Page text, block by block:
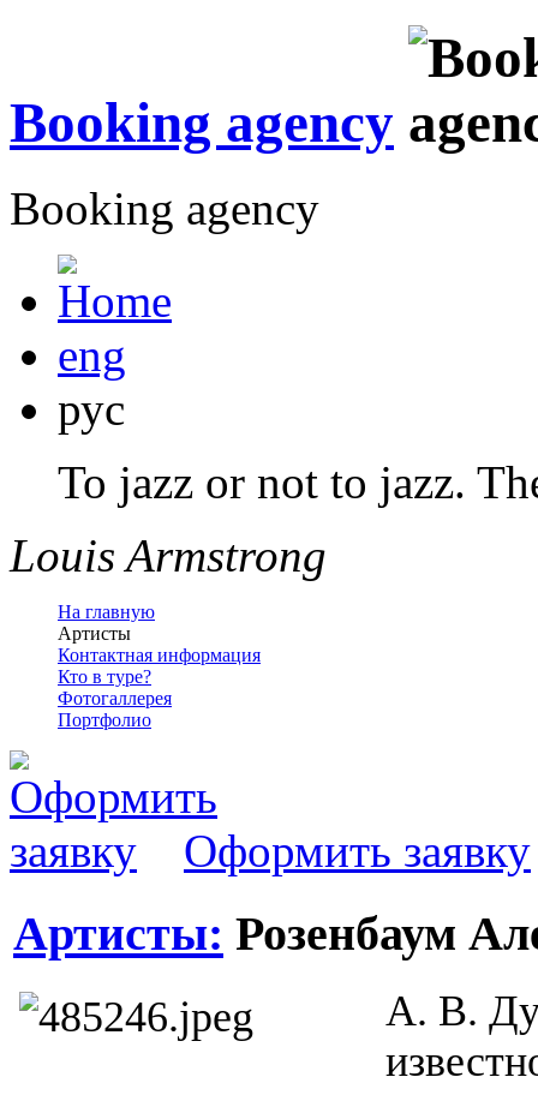
Booking agency
Booking agency
eng
рус
To jazz or not to jazz.
Louis Armstrong
На главную
Артисты
Контактная информация
Кто в туре?
Фотогаллерея
Портфолио
Оформить заявку
Артисты: Розенбаум
А. В.